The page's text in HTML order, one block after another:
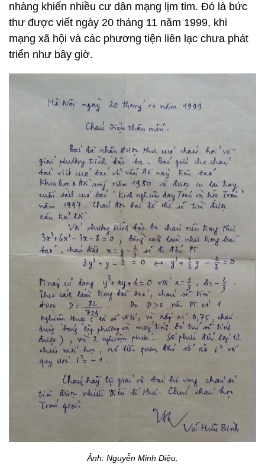
nhàng khiến nhiều cư dân mạng lịm tim. Đó là bức
thư được viết ngày 20 tháng 11 năm 1999, khi
mạng xã hội và các phương tiện liên lạc chưa phát
triển như bây giờ.
Ảnh: Nguyễn Minh Diệu.